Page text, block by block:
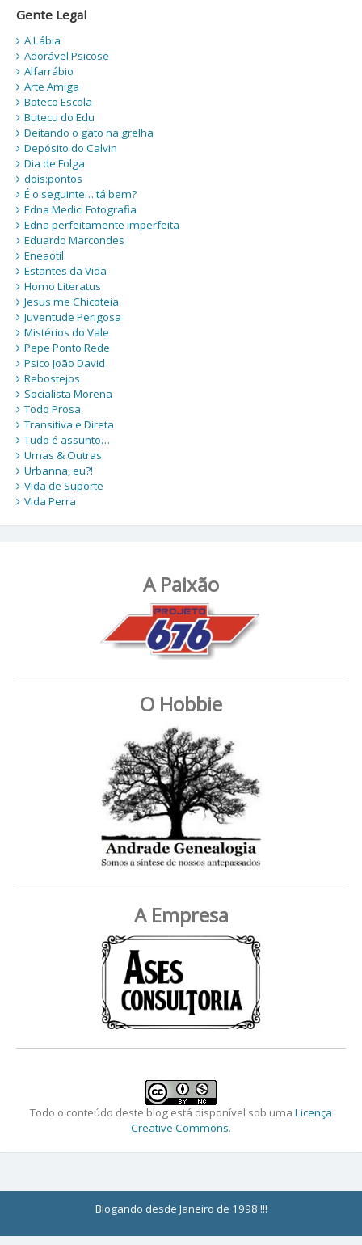
Gente Legal
A Lábia
Adorável Psicose
Alfarrábio
Arte Amiga
Boteco Escola
Butecu do Edu
Deitando o gato na grelha
Depósito do Calvin
Dia de Folga
dois:pontos
É o seguinte… tá bem?
Edna Medici Fotografia
Edna perfeitamente imperfeita
Eduardo Marcondes
Eneaotil
Estantes da Vida
Homo Literatus
Jesus me Chicoteia
Juventude Perigosa
Mistérios do Vale
Pepe Ponto Rede
Psico João David
Rebostejos
Socialista Morena
Todo Prosa
Transitiva e Direta
Tudo é assunto…
Umas & Outras
Urbanna, eu?!
Vida de Suporte
Vida Perra
A Paixão
O Hobbie
A Empresa
Todo o conteúdo deste blog está disponível sob uma Licença
Creative Commons.
Blogando desde Janeiro de 1998 !!!